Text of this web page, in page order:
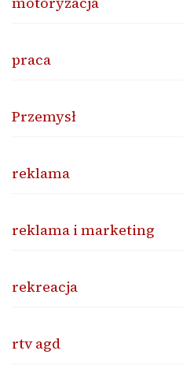
praca
Przemysł
reklama
reklama i marketing
rekreacja
rtv agd